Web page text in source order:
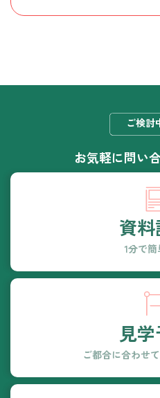
ご検討
お気軽に問い
資
1分で
見
ご都合に合わせて